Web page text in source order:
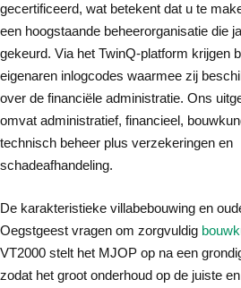
gecertificeerd, wat betekent dat u te
een hoogstaande beheerorganisatie die
gekeurd. Via het TwinQ-platform krijgen
eigenaren inlogcodes waarmee zij
over de financiële administratie. Ons
omvat administratief, financieel,
technisch beheer plus verzekeringen en
schadeafhandeling.
De karakteristieke villabebouwing en
Oegstgeest vragen om zorgvuldig
VT2000 stelt het MJOP op na een
zodat het groot onderhoud op de juiste